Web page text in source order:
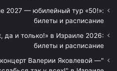
2027 — юбилейный тур «50!»:
билеты и расписание
и только!» в Израиле 2026:
билеты и расписание
Валерии Яковлевой —